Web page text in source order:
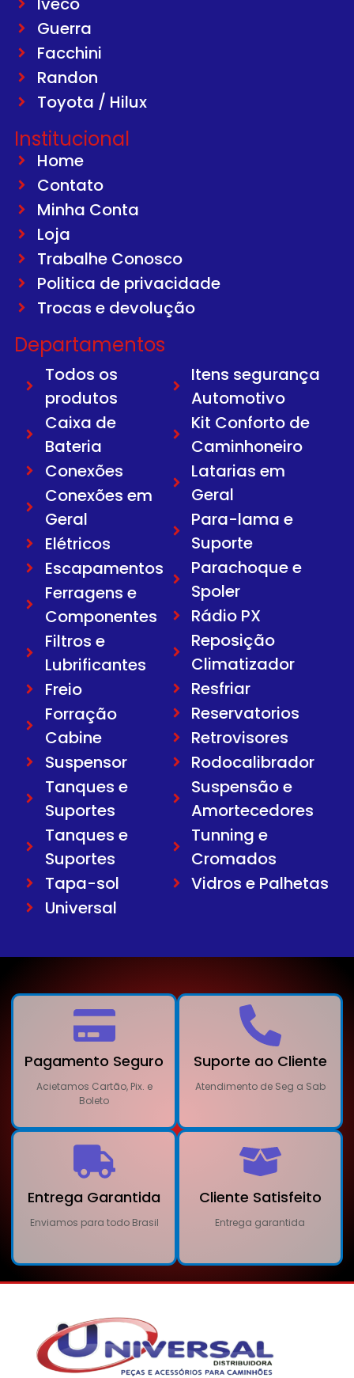
Guerra
Facchini
Randon
Toyota / Hilux
Institucional
Home
Contato
Minha Conta
Loja
Trabalhe Conosco
Politica de privacidade
Trocas e devolução
Departamentos
Todos os
produtos
Caixa de
Bateria
Conexões
Conexões em
Geral
Elétricos
Escapamentos
Ferragens e
Componentes
Filtros e
Lubrificantes
Freio
Forração
Cabine
Suspensor
Tanques e
Suportes
Tanques e
Suportes
Tapa-sol
Universal
Itens segurança
Automotivo
Kit Conforto de
Caminhoneiro
Latarias em
Geral
Para-lama e
Suporte
Parachoque e
Spoler
Rádio PX
Reposição
Climatizador
Resfriar
Reservatorios
Retrovisores
Rodocalibrador
Suspensão e
Amortecedores
Tunning e
Cromados
Vidros e Palhetas
Pagamento Seguro
Acietamos Cartão, Pix. e
Boleto
Suporte ao Cliente
Atendimento de Seg a Sab
Entrega Garantida
Enviamos para todo Brasil
Cliente Satisfeito
Entrega garantida